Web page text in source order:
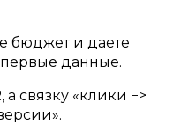
бюджет и даете
данные.
а связку «клики −>